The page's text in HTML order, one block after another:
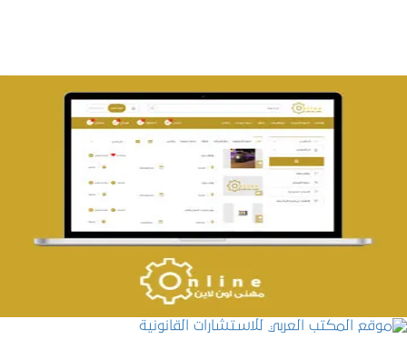
تصميم حراج مهنى
التفاصيل